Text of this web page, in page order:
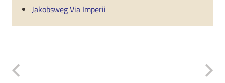
Jakobsweg Via Imperii